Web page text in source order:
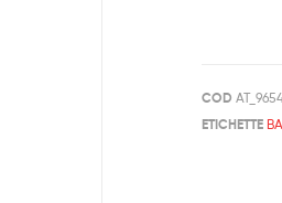
COD
ETICHETTE